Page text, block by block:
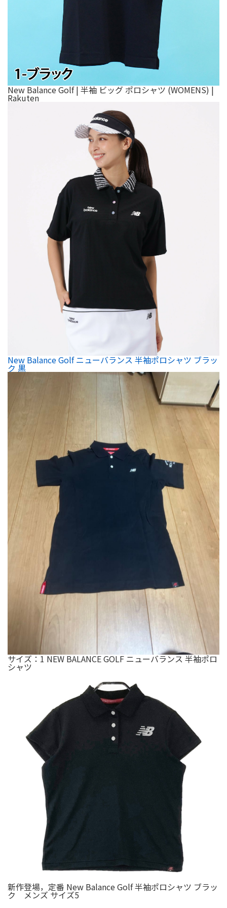
New Balance Golf | 半袖 ビッグ ポロシャツ (WOMENS) |
Rakuten
New Balance Golf ニューバランス 半袖ポロシャツ ブラッ
ク 黒
サイズ：1 NEW BALANCE GOLF ニューバランス 半袖ポロ
シャツ
新作登場，定番 New Balance Golf 半袖ポロシャツ ブラッ
ク メンズ サイズ5